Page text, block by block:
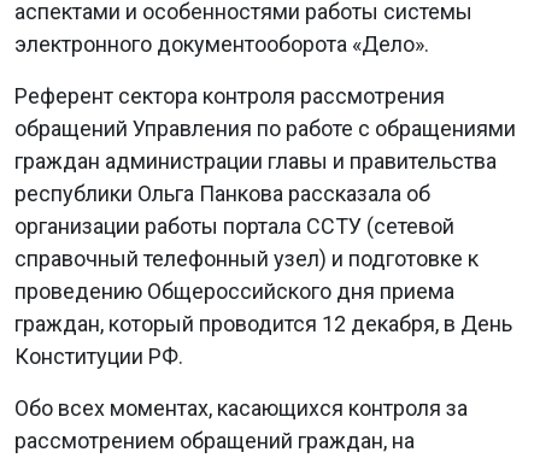
аспектами и особенностями работы системы
электронного документооборота «Дело».
Референт сектора контроля рассмотрения
обращений Управления по работе с обращениями
граждан администрации главы и правительства
республики Ольга Панкова рассказала об
организации работы портала ССТУ (сетевой
справочный телефонный узел) и подготовке к
проведению Общероссийского дня приема
граждан, который проводится 12 декабря, в День
Конституции РФ.
Обо всех моментах, касающихся контроля за
рассмотрением обращений граждан, на